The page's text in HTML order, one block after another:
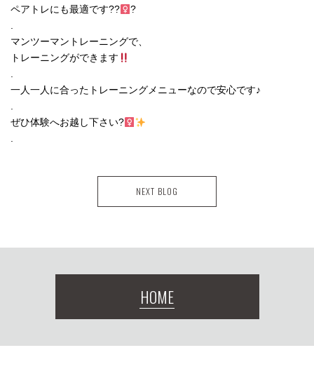
ペアトレにも最適です??
?
.
マンツーマントレーニングで、
トレーニングができます
.
一人一人に合ったトレーニングメニューなので安心です♪
.
ぜひ体験へお越し下さい?‍
.
NEXT BLOG
HOME